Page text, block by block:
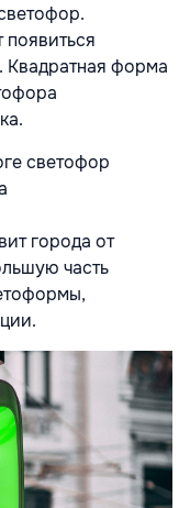
форма
светофор
города от
часть